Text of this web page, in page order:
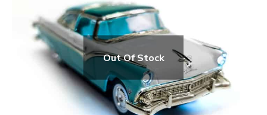
Out Of Stock